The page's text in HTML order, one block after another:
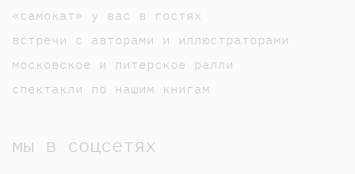
«самокат» у вас в гостях
встречи с авторами и иллюстраторами
московское и питерское ралли
спектакли по нашим книгам
мы в соцсетях